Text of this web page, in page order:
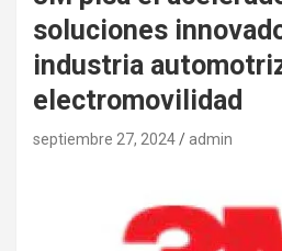
soluciones
industria
electromovilidad
septiembre 27, 2024 admin